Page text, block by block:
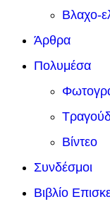
Βλαχο-
Άρθρα
Πολυμέσα
Βίντεο
Συνδέσμοι
Βιβλίο